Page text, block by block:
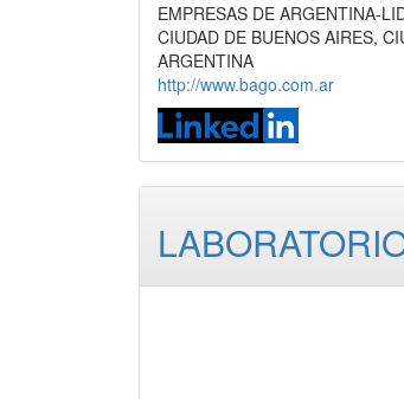
EMPRESAS DE ARGENTINA-
CIUDAD DE BUENOS AIRES,
ARGENTINA
http://www.bago.com.ar